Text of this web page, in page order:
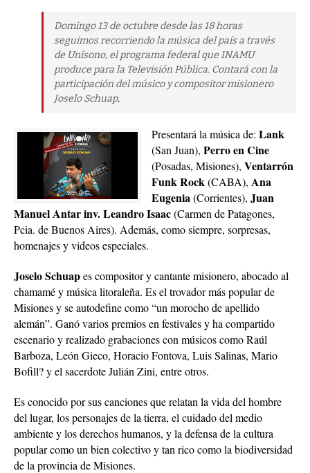
Domingo 13 de octubre desde las 18 horas
seguimos recorriendo la música del país a través
de Unísono, el programa federal que INAMU
produce para la Televisión Pública. Contará con la
participación del músico y compositor misionero
Joselo Schuap,
Presentará la música de: Lank
(San Juan), Perro en Cine
(Posadas, Misiones), Ventarrón
FunkRock(CABA), Ana
Eugenia(Corrientes), Juan
Manuel Antar inv. Leandro Isaac(Carmen de Patagones,
Pcia. de Buenos Aires). Además, como siempre, sorpresas,
homenajes y videos especiales.
Joselo Schuapes compositor y cantante misionero, abocado al
chamamé y música litoraleña. Es el trovador más popular de
Misiones y se autodefine como “un morocho de apellido
alemán”. Ganó varios premios en festivales y ha compartido
escenario y realizado grabaciones con músicos como Raúl
Barboza, León Gieco, Horacio Fontova, Luis Salinas, Mario
Bofill? y el sacerdote Julián Zini, entre otros.
Es conocido por sus canciones que relatan la vida del hombre
del lugar, los personajes de la tierra, el cuidado del medio
ambiente y los derechos humanos, y la defensa de la cultura
popular como un bien colectivo y tan rico como la biodiversidad
de la provincia de Misiones.